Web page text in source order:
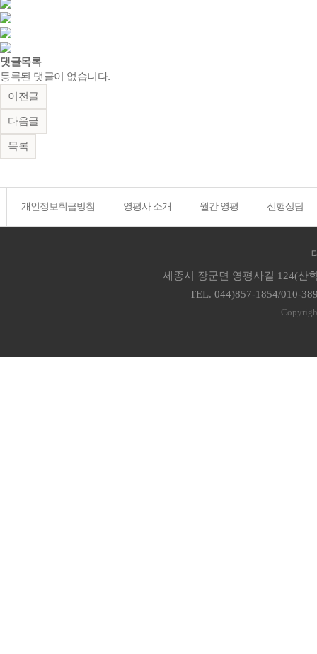
댓글목록
등록된 댓글이 없습니다.
이전글
다음글
목록
개인정보취급방침 영평사 소개 월간 영평 신행상담
세종시 장군면 영평사길 124(산
TEL. 044)857-1854/010-